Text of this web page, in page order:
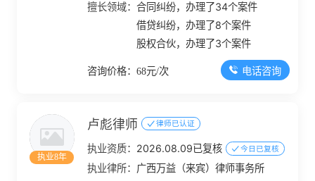
擅长领域：合同纠纷，办理了34个案件
借贷纠纷，办理了8个案件
股权合伙，办理了3个案件
咨询价格：68元/次 电话咨询
执业8年
卢彪律师 律师已认证
执业资质： 2026.08.09已复核 今日已复核
执业律所： 广西万益（来宾）律师事务所